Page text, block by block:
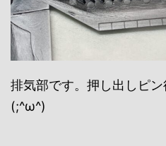
排気部です。押し出しピン
(;^ω^)